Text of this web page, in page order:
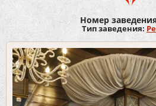
Номер
Тип заведения: